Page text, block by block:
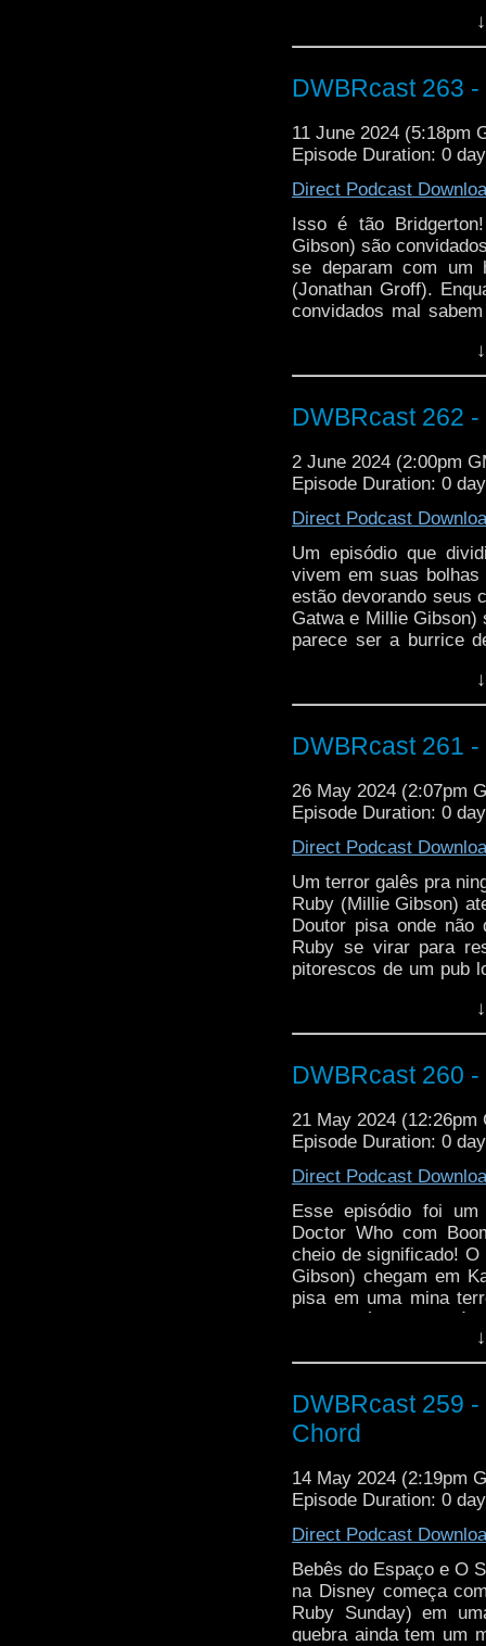
ninguém menos que
Dá o play e vem com a
DWBRcast 263
11 June 2024 (5:18pm
Episode Duration: 0
Direct Podcast
Isso é tão
Gibson) são
se deparam com um
(Jonathan Groff).
convidados mal
Shalka (Richard E.
episódio só para
DWBRcast 262
2 June 2024 (2:00pm
Episode Duration: 0
Direct Podcast
Um episódio que
vivem em suas
estão devorando seus
Gatwa e Millie Gibson)
parece ser a burrice
jeitinho de Black
e uma atuação
DWBRcast 261 -
26 May 2024 (2:07pm
Episode Duration: 0
Direct Podcast
Um terror galês pra
Ruby (Millie Gibson)
Doutor pisa onde
Ruby se virar para
pitorescos de um pub
uma figura que
especial de Kate
DWBRcast 260 -
21 May 2024 (12:26pm
Episode Duration: 0
Direct Podcast
Esse episódio foi
Doctor Who com
cheio de significado!
Gibson) chegam em
pisa em uma mina
além da primeira
será a nova
DWBRcast 259
Chord
14 May 2024 (2:19pm
Episode Duration: 0
Direct Podcast
Bebês do Espaço e O
na Disney começa
Ruby Sunday) em
quebra ainda tem um